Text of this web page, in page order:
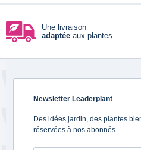
Une livraison
adaptée aux plantes
Newsletter Leaderplant
Des idées jardin, des plantes
réservées à nos abonnés.